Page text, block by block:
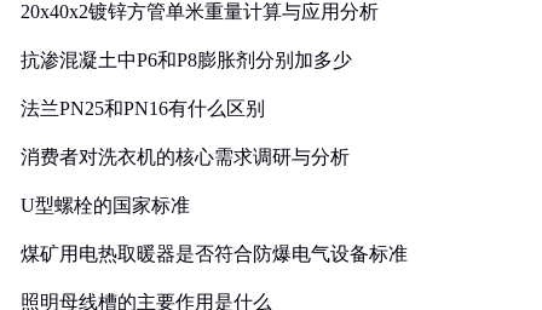
20x40x2镀锌方管单米重量计算与应用分析
抗渗混凝土中P6和P8膨胀剂分别加多少
法兰PN25和PN16有什么区别
消费者对洗衣机的核心需求调研与分析
U型螺栓的国家标准
煤矿用电热取暖器是否符合防爆电气设备标准
照明母线槽的主要作用是什么